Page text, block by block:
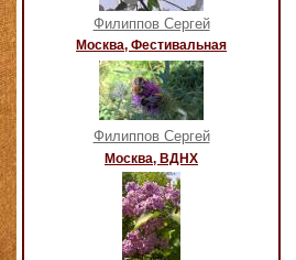
Филиппов Сергей
Москва, Фестивальная
Филиппов Сергей
Москва, ВДНХ